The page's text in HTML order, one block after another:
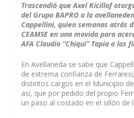
Trascendió que Axel Kicillof
del Grupo BAPRO a la
Cappellini, quien semanas atrás
CEAMSE en una movida para
AFA Claudio “Chiqui” Tapia a las
En Avellaneda se sabe que
de extrema confianza de
distintos cargos en el Municipio
así, que por pedido del propio
un paso al costado en el sillón de